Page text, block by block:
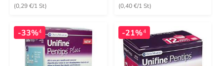
(0,29 €/1 St) (0,40 €/1 St)
-33%4 -21%4